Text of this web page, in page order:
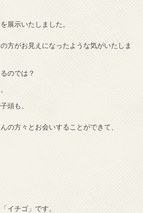
展示いたしました。
方がお見えになったような気がいたしま
のでは？
頭も。
の方々とお会いすることができて、
イチゴ」です。